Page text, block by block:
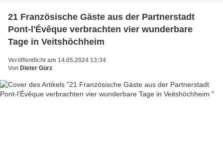
21 Französische Gäste aus der Partnerstadt
Pont-l'Évêque verbrachten vier wunderbare
Tage in Veitshöchheim
Veröffentlicht am 14.05.2024 13:34
Von Dieter Gürz